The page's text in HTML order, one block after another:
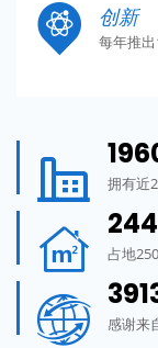
 创新
每年推出
 拥有近
 占地
 感谢来